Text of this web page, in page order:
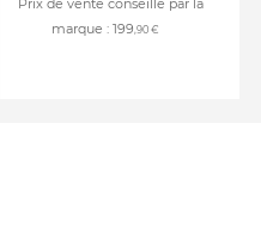
Prix de vente conseillé par la
marque : 199,90 €